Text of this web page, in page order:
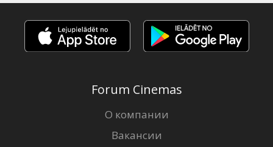
Forum Cinemas
О компании
Вакансии